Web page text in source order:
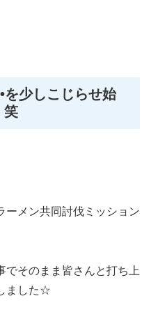
を少しこじらせ始
笑
ーメン共同討伐ミッション
でそのまま皆さんと打ち上
ました☆